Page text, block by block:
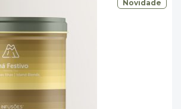
Novidade